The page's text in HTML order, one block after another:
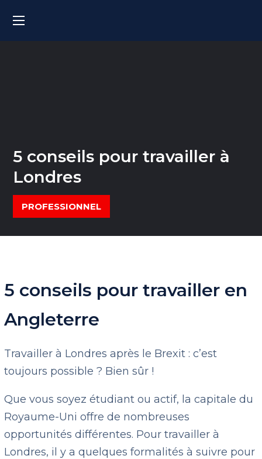
5 conseils pour travailler à
Londres
PROFESSIONNEL
5 conseils pour travailler en
Angleterre
Travailler à Londres après le Brexit : c’est
toujours possible ? Bien sûr !
Que vous soyez étudiant ou actif, la capitale du
Royaume-Uni offre de nombreuses
opportunités différentes. Pour travailler à
Londres, il y a quelques formalités à suivre pour